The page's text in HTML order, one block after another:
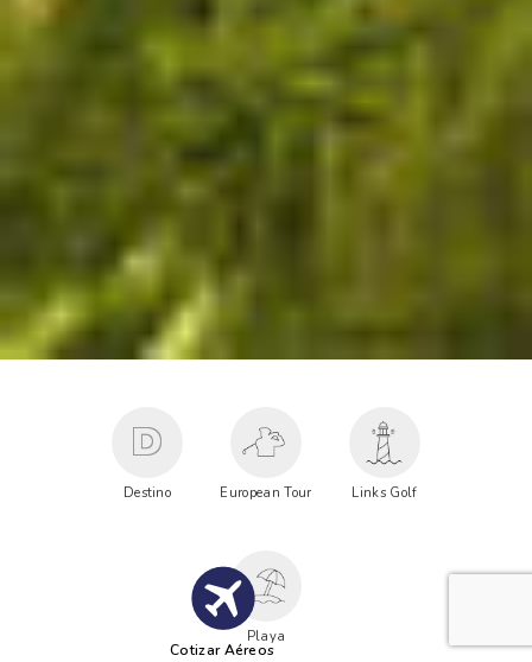
Cotizar Aéreos
D
Destino European Tour Links Golf
Playa